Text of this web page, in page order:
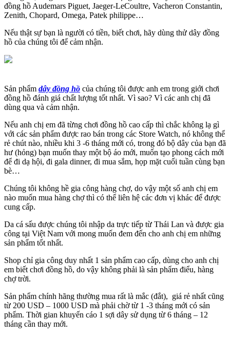
đồng hồ Audemars Piguet, Jaeger-LeCoultre, Vacheron Constantin,
Zenith, Chopard, Omega, Patek philippe…
Nếu thật sự bạn là người có tiền, biết chơi, hãy dùng thử dây đồng
hồ của chúng tôi để cảm nhận.
Sản phẩm dây đồng hồ của chúng tôi được anh em trong giới chơi
đồng hồ đánh giá chất lượng tốt nhất. Vì sao? Vì các anh chị đã
dùng qua và cảm nhận.
Nếu anh chị em đã từng chơi đồng hồ cao cấp thì chắc không lạ gì
với các sản phẩm được rao bán trong các Store Watch, nó không thể
rẻ chút nào, nhiều khi 3 -6 tháng mới có, trong đó bộ dây của bạn đã
hư (hỏng) bạn muốn thay một bộ áo mới, muốn tạo phong cách mới
để đi dạ hội, đi gala dinner, đi mua sắm, họp mặt cuối tuần cùng bạn
bè…
Chúng tôi không hề gia công hàng chợ, do vậy một số anh chị em
nào muốn mua hàng chợ thì có thể liên hệ các đơn vị khác để được
cung cấp.
Da cá sấu được chúng tôi nhập da trực tiếp từ Thái Lan và được gia
công tại Việt Nam với mong muốn đem đến cho anh chị em những
sản phẩm tốt nhất.
Shop chỉ gia công duy nhất 1 sản phẩm cao cấp, dùng cho anh chị
em biết chơi đồng hồ, do vậy không phải là sản phẩm điểu, hàng
chợ trời.
Sản phẩm chính hãng thường mua rất là mắc (đắt), giá rẻ nhất cũng
từ 200 USD – 1000 USD mà phải chờ từ 1 -3 tháng mới có sản
phẩm. Thời gian khuyến cáo 1 sợi dây sử dụng từ 6 tháng – 12
tháng cần thay mới.